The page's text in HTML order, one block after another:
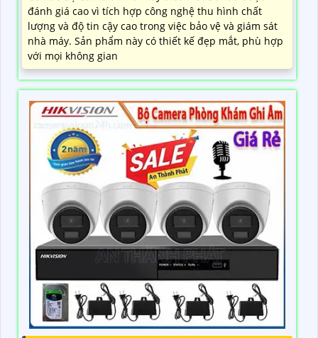
đánh giá cao vì tích hợp công nghệ thu hình chất
lượng và độ tin cậy cao trong việc bảo vệ và giám sát
nhà máy. Sản phẩm này có thiết kế đẹp mắt, phù hợp
với mọi không gian